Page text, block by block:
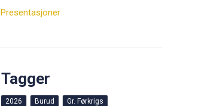
Presentasjoner
Tagger
2026 Burud Gr. Førkrigs